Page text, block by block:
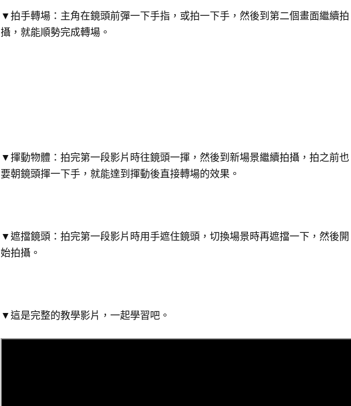
▼拍手轉場：主角在鏡頭前彈一下手指，或拍一下手，然後到第二個畫面繼續拍
攝，就能順勢完成轉場。
▼揮動物體：拍完第一段影片時往鏡頭一揮，然後到新場景繼續拍攝，拍之前也
要朝鏡頭揮一下手，就能達到揮動後直接轉場的效果。
▼遮擋鏡頭：拍完第一段影片時用手遮住鏡頭，切換場景時再遮擋一下，然後開
始拍攝。
▼這是完整的教學影片，一起學習吧。